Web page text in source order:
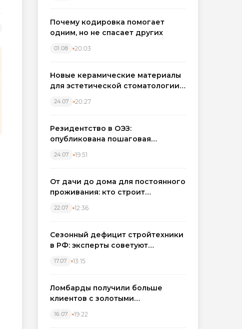
Почему кодировка помогает
одним, но не спасает других
01.08 20:03
Новые керамические материалы
для эстетической стоматологии
24.07 20:27
Резидентство в ОЭЗ:
опубликована пошаговая
налоговых льгот для инвесторов
24.07 19:51
От дачи до дома для постоянного
проживания: кто строит
Западном регионе
22.07 12:36
Сезонный дефицит стройтехники
в РФ: эксперты советуют
17.07 13:15
Ломбарды получили больше
клиентов с золотыми
вырос на фоне подорожания
16.07 19:22